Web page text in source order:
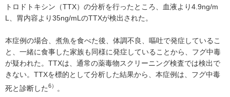
トロドトキシン（TTX）の分析を行ったところ、血液より4.9ng/m
L、胃内容より35ng/mLのTTXが検出された。
本症例の場合、煮魚を食べた後、体調不良、嘔吐で発症しているこ
と、一緒に食事した家族も同様に発症していることから、フグ中毒
が疑われた。TTXは、通常の薬毒物スクリーニング検査では検出で
きない。TTXを標的として分析した結果から、本症例は、フグ中毒
死と診断した6） 。